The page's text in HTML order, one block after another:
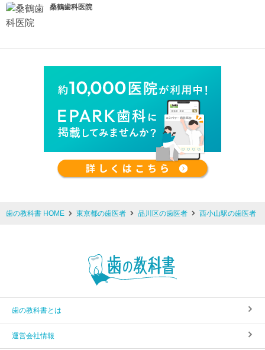
桑鶴歯科医院
歯の教科書 HOME 東京都の歯医者 品川区の歯医者 西小山駅の歯医者
歯の教科書とは
運営会社情報